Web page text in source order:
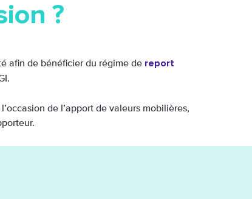
?
afin de bénéficier du régime de report
de l’apport de valeurs mobilières,